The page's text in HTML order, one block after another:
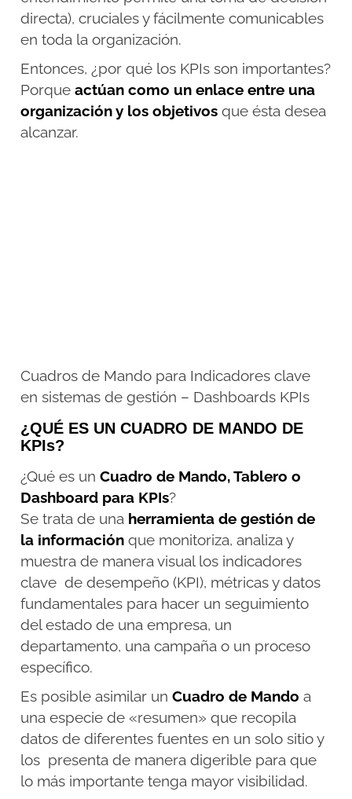
directa), cruciales y fácilmente comunicables
en toda la organización.
Entonces, ¿por qué los KPIs son importantes?
Porqueactúan como un enlace entre una
organización y los objetivos que ésta desea
alcanzar.
Cuadros de Mando para Indicadores clave
en sistemas de gestión – Dashboards KPIs
¿QUÉ ES UN CUADRO DE MANDO DE
KPIs?
¿Qué es unCuadro de Mando, Tablero o
Dashboard para KPIs?
Se trata de una herramienta de gestión de
la información que monitoriza, analiza y
muestra de manera visual los indicadores
clave de desempeño (KPI), métricas y datos
fundamentales para hacer un seguimiento
del estado de una empresa, un
departamento, una campaña o un proceso
específico.
Es posible asimilar unCuadro de Mando a
una especie de «resumen» que recopila
datos de diferentes fuentes en un solo sitio y
los presenta de manera digerible para que
lo más importante tenga mayor visibilidad.